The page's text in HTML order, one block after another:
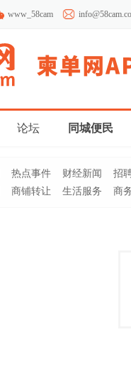
www_58cam
论坛 同城便民
热点事件 财经新闻 招
商铺转让 生活服务 商